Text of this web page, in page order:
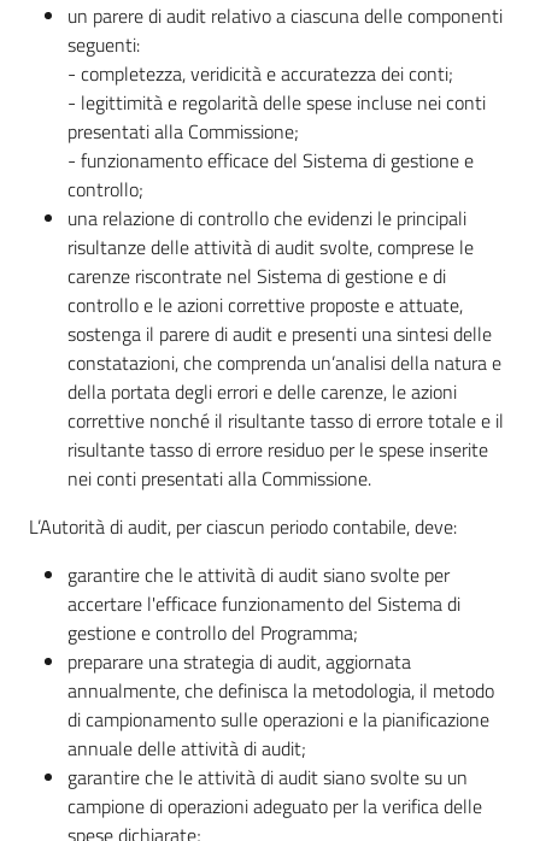
un parere di audit relativo a ciascuna delle componenti
seguenti:
- completezza, veridicità e accuratezza dei conti;
- legittimità e regolarità delle spese incluse nei conti
presentati alla Commissione;
- funzionamento efficace del Sistema di gestione e
controllo;
una relazione di controllo che evidenzi le principali
risultanze delle attività di audit svolte, comprese le
carenze riscontrate nel Sistema di gestione e di
controllo e le azioni correttive proposte e attuate,
sostenga il parere di audit e presenti una sintesi delle
constatazioni, che comprenda un’analisi della natura e
della portata degli errori e delle carenze, le azioni
correttive nonché il risultante tasso di errore totale e il
risultante tasso di errore residuo per le spese inserite
nei conti presentati alla Commissione.
L’Autorità di audit, per ciascun periodo contabile, deve:
garantire che le attività di audit siano svolte per
accertare l'efficace funzionamento del Sistema di
gestione e controllo del Programma;
preparare una strategia di audit, aggiornata
annualmente, che definisca la metodologia, il metodo
di campionamento sulle operazioni e la pianificazione
annuale delle attività di audit;
garantire che le attività di audit siano svolte su un
campione di operazioni adeguato per la verifica delle